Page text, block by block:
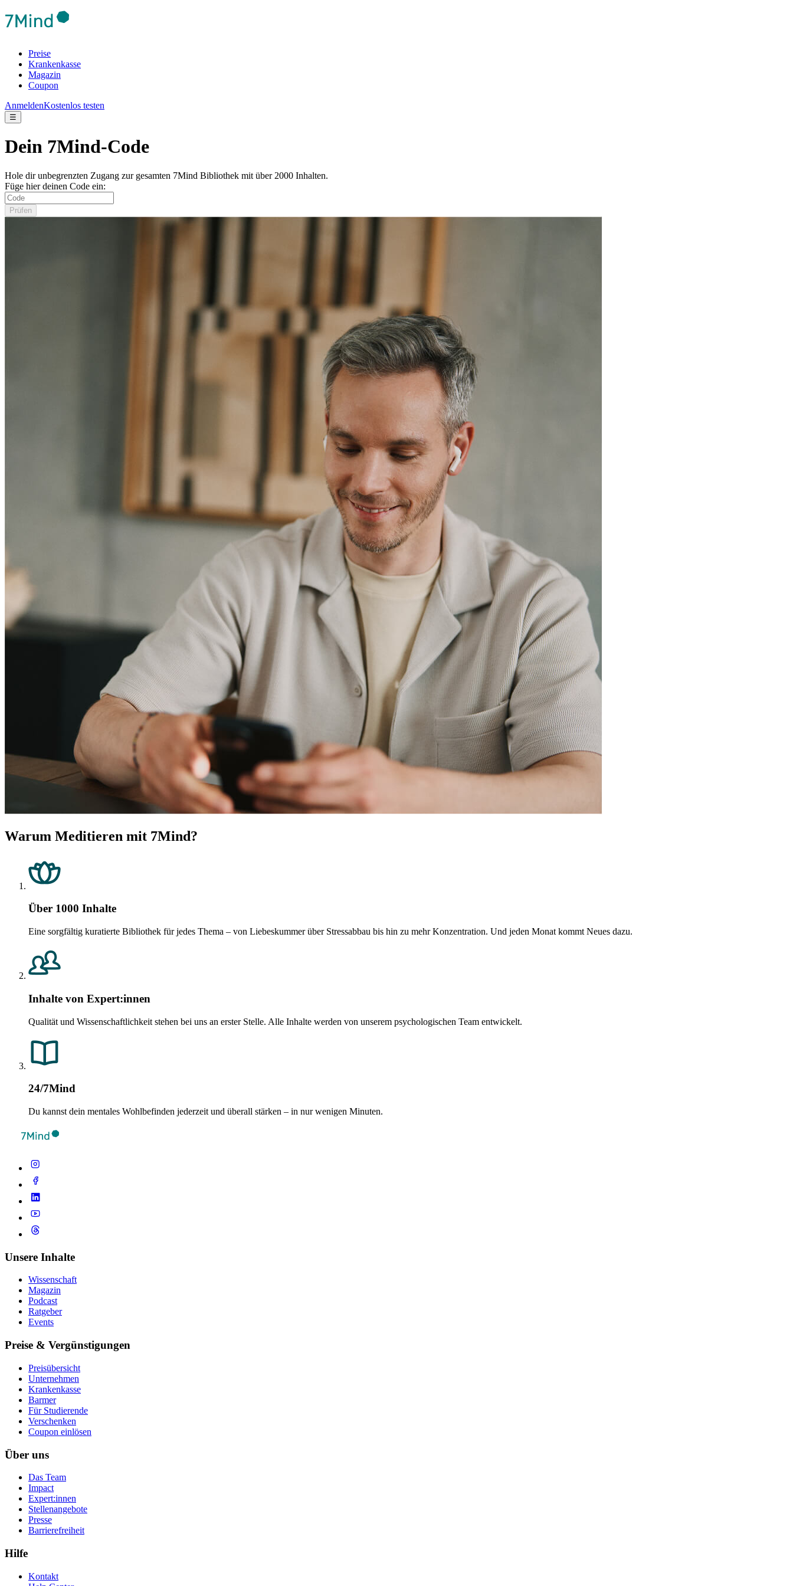
Preise
Krankenkasse
Magazin
Coupon
AnmeldenKostenlos testen
☰
Dein 7Mind-Code
Hole dir unbegrenzten Zugang zur gesamten 7Mind Bibliothek mit über 2000 Inhalten.
Füge hier deinen Code ein:
Prüfen
Warum Meditieren mit 7Mind?
Über 1000 Inhalte
Eine sorgfältig kuratierte Bibliothek für jedes Thema – von Liebeskummer über Stressabbau bis hin zu mehr Konzentration. Und jeden Monat kommt Neues dazu.
Inhalte von Expert:innen
Qualität und Wissenschaftlichkeit stehen bei uns an erster Stelle. Alle Inhalte werden von unserem psychologischen Team entwickelt.
24/7Mind
Du kannst dein mentales Wohlbefinden jederzeit und überall stärken – in nur wenigen Minuten.
Unsere Inhalte
Wissenschaft
Magazin
Podcast
Ratgeber
Events
Preise & Vergünstigungen
Preisübersicht
Unternehmen
Krankenkasse
Barmer
Für Studierende
Ver­schen­ken
Coupon einlösen
Über uns
Das Team
Impact
Expert:innen
Stellenangebote
Presse
Barrierefreiheit
Hilfe
Kontakt